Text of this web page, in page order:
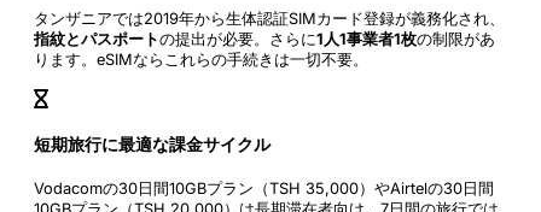
タンザニアでは2019年から生体認証SIMカード登録が義務化され、
指紋とパスポートの提出が必要。さらに1人1事業者1枚の制限があ
ります。eSIMならこれらの手続きは一切不要。
短期旅行に最適な課金サイクル
Vodacomの30日間10GBプラン（TSH 35,000）やAirtelの30日間